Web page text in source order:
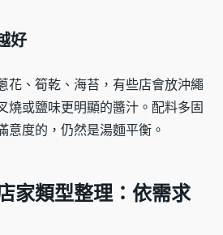
好
花、筍乾、海苔，有些店會放沖繩
燒或鹽味更明顯的醬汁。配料多固
意度的，仍然是湯麵平衡。
家類型整理：依需求